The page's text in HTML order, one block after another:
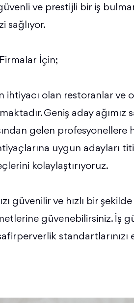
ve prestijli bir iş
sağlıyor.
İçin;
ihtiyacı olan restoranlar ve
Geniş aday
gelen profesyonellere
uygun adayları
kolaylaştırıyoruz.
güvenilir ve hızlı bir
güvenebilirsiniz. İş